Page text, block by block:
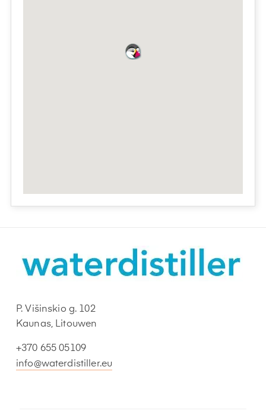
P. Višinskio g. 102
Kaunas, Litouwen
+370 655 05109
info@waterdistiller.eu